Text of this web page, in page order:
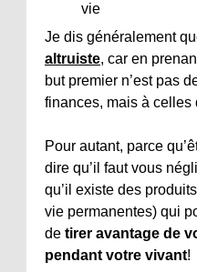
vie
Je dis généralement
altruiste, car en
but premier n’est pas
finances, mais à celles
Pour autant, parce
dire qu’il faut vous
qu’il existe des
vie permanentes) qui
de tirer avantage de
pendant votre vivant!